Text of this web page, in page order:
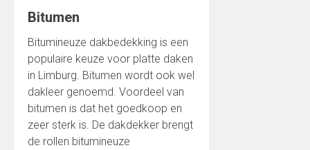
Bitumen
Bitumineuze dakbedekking is een
populaire keuze voor platte daken
in Limburg. Bitumen wordt ook wel
dakleer genoemd. Voordeel van
bitumen is dat het goedkoop en
zeer sterk is. De dakdekker brengt
de rollen bitumineuze